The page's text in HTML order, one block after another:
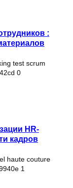
:
HR-
кадров